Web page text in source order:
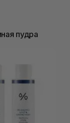
пудра